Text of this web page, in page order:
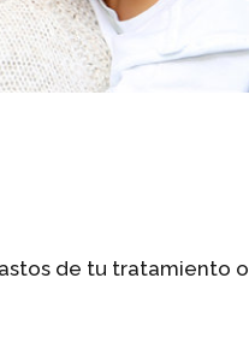
de tu tratamiento o